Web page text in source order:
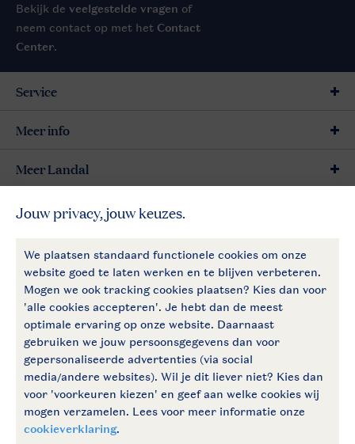
Bekijk de veelgestelde vragen of
neem contact op met het Contact
Center.
Follow Us
facebookinstagram
Vakantietips & inspiratie?
Service
Meer info
Meer Landal
Betaalmogelijkheden